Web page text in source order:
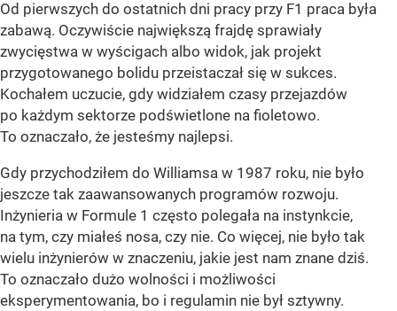
Od pierwszych do ostatnich dni pracy przy F1 praca była
zabawą. Oczywiście największą frajdę sprawiały
zwycięstwa w wyścigach albo widok, jak projekt
przygotowanego bolidu przeistaczał się w sukces.
Kochałem uczucie, gdy widziałem czasy przejazdów
po każdym sektorze podświetlone na fioletowo.
To oznaczało, że jesteśmy najlepsi.
Gdy przychodziłem do Williamsa w 1987 roku, nie było
jeszcze tak zaawansowanych programów rozwoju.
Inżynieria w Formule 1 często polegała na instynkcie,
na tym, czy miałeś nosa, czy nie. Co więcej, nie było tak
wielu inżynierów w znaczeniu, jakie jest nam znane dziś.
To oznaczało dużo wolności i możliwości
eksperymentowania, bo i regulamin nie był sztywny.